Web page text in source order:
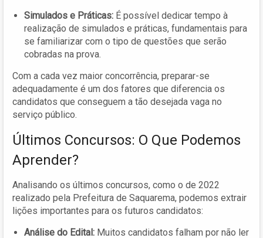
Simulados e Práticas: É possível dedicar tempo à
realização de simulados e práticas, fundamentais para
se familiarizar com o tipo de questões que serão
cobradas na prova.
Com a cada vez maior concorrência, preparar-se
adequadamente é um dos fatores que diferencia os
candidatos que conseguem a tão desejada vaga no
serviço público.
Últimos Concursos: O Que Podemos
Aprender?
Analisando os últimos concursos, como o de 2022
realizado pela Prefeitura de Saquarema, podemos extrair
lições importantes para os futuros candidatos:
Análise do Edital: Muitos candidatos falham por não ler